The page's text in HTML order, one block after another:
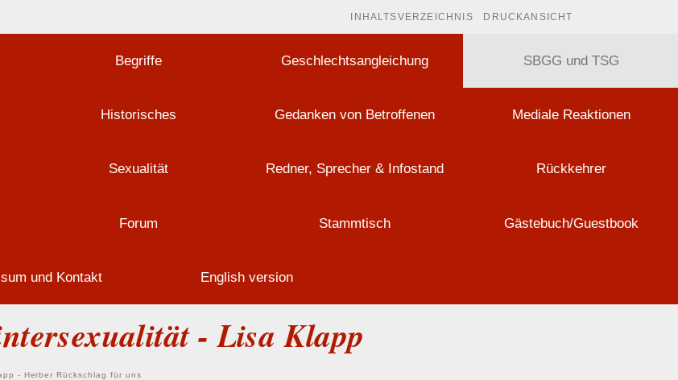
INHALTSVERZEICHNIS DRUCKANSICHT
Begriffe Geschlechtsangleichung SBGG und TSG
Historisches Gedanken von Betroffenen Mediale Reaktionen
Sexualität Redner, Sprecher & Infostand Rückkehrer
Forum Stammtisch Gästebuch/Guestbook
und Kontakt English version
- Lisa Klapp
- Herber Rückschlag für uns